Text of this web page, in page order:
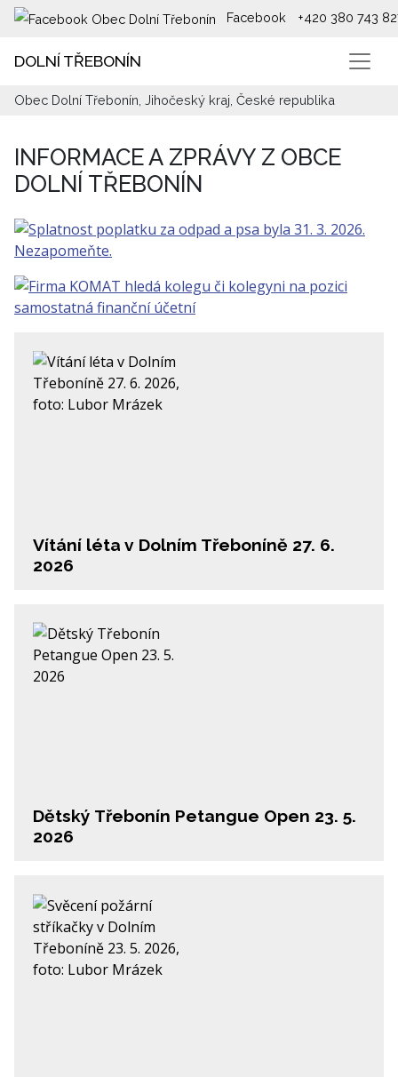
Facebook +420 380 743
DOLNÍ TŘEBONÍN
Obec Dolní Třebonín, Jihočeský kraj, České republika
INFORMACE A ZPRÁVY Z OBCE
DOLNÍ TŘEBONÍN
Vítání léta v Dolním Třeboníně 27. 6.
2026
Dětský Třebonín Petangue Open 23. 5.
2026